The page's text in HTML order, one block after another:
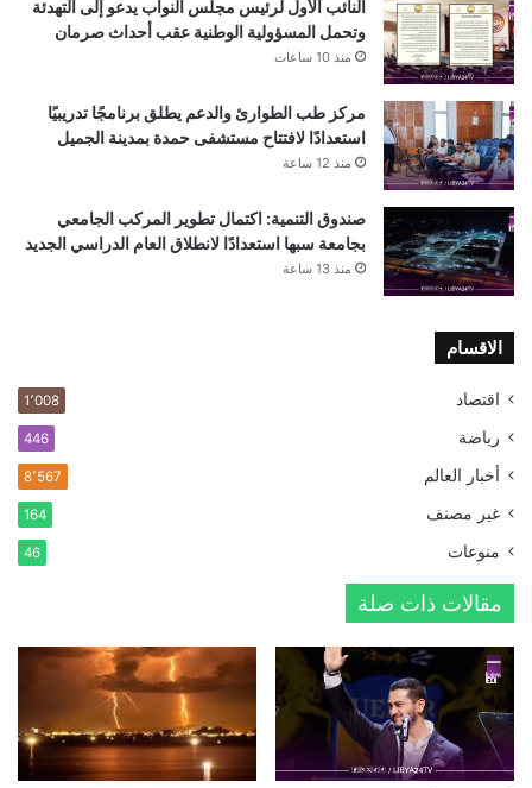
النائب الأول لرئيس مجلس النواب يدعو إلى التهدئة
وتحمل المسؤولية الوطنية عقب أحداث صرمان
منذ 10 ساعات
مركز طب الطوارئ والدعم يطلق برنامجًا تدريبيًا
استعدادًا لافتتاح مستشفى حمدة بمدينة الجميل
منذ 12 ساعة
صندوق التنمية: اكتمال تطوير المركب الجامعي
بجامعة سبها استعدادًا لانطلاق العام الدراسي الجديد
منذ 13 ساعة
الاقسام
اقتصاد 1٬008
رياضة 446
أخبار العالم 8٬567
غير مصنف 164
منوعات 46
مقالات ذات صلة